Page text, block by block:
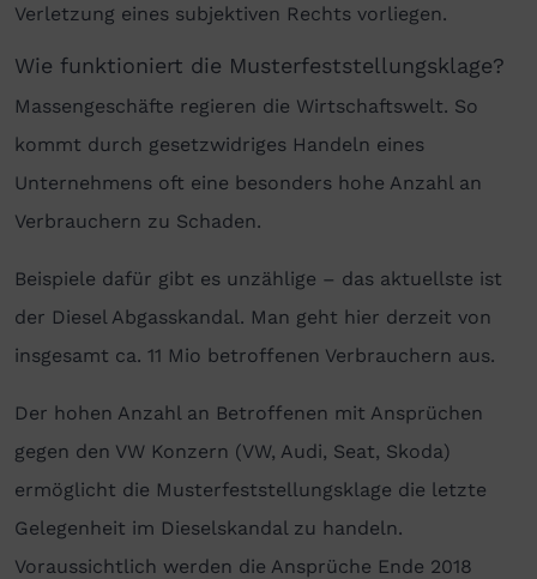
Verletzung eines subjektiven Rechts vorliegen.
Wie funktioniert die Musterfeststellungsklage?
Massengeschäfte regieren die Wirtschaftswelt. So
kommt durch gesetzwidriges Handeln eines
Unternehmens oft eine besonders hohe Anzahl an
Verbrauchern zu Schaden.
Beispiele dafür gibt es unzählige – das aktuellste ist
der Diesel Abgasskandal. Man geht hier derzeit von
insgesamt ca. 11 Mio betroffenen Verbrauchern aus.
Der hohen Anzahl an Betroffenen mit Ansprüchen
gegen den VW Konzern (VW, Audi, Seat, Skoda)
ermöglicht die Musterfeststellungsklage die letzte
Gelegenheit im Dieselskandal zu handeln.
Voraussichtlich werden die Ansprüche Ende 2018